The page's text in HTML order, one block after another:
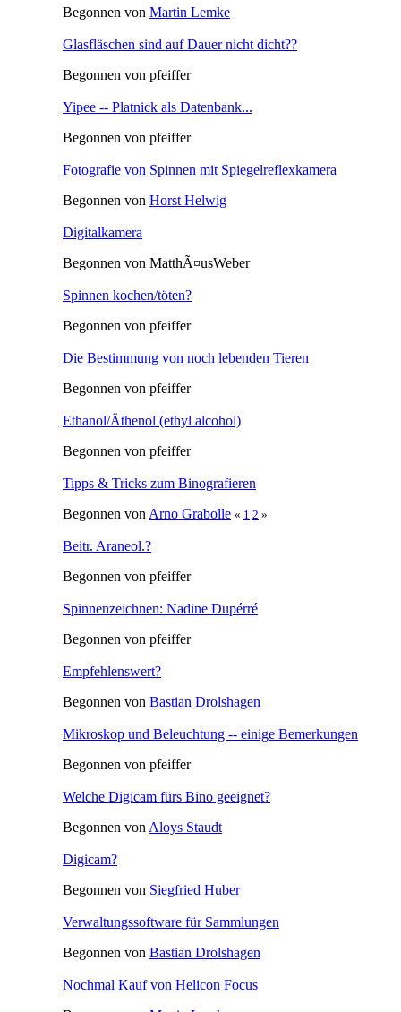
Begonnen von Martin Lemke
Glasfläschen sind auf Dauer nicht dicht??
Begonnen von pfeiffer
Yipee -- Platnick als Datenbank...
Begonnen von pfeiffer
Fotografie von Spinnen mit Spiegelreflexkamera
Begonnen von Horst Helwig
Digitalkamera
Begonnen von MatthÃ¤usWeber
Spinnen kochen/töten?
Begonnen von pfeiffer
Die Bestimmung von noch lebenden Tieren
Begonnen von pfeiffer
Ethanol/Äthenol (ethyl alcohol)
Begonnen von pfeiffer
Tipps & Tricks zum Binografieren
Begonnen von Arno Grabolle « 1 2 »
Beitr. Araneol.?
Begonnen von pfeiffer
Spinnenzeichnen: Nadine Dupérré
Begonnen von pfeiffer
Empfehlenswert?
Begonnen von Bastian Drolshagen
Mikroskop und Beleuchtung -- einige Bemerkungen
Begonnen von pfeiffer
Welche Digicam fürs Bino geeignet?
Begonnen von Aloys Staudt
Digicam?
Begonnen von Siegfried Huber
Verwaltungssoftware für Sammlungen
Begonnen von Bastian Drolshagen
Nochmal Kauf von Helicon Focus